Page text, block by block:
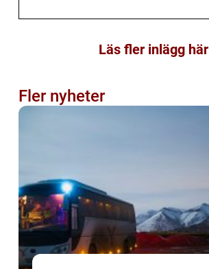
Läs fler inlägg här
Fler nyheter